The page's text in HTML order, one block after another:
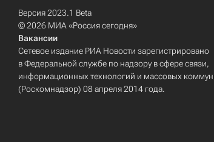
Версия 2023.1 Beta
© 2026 МИА «Россия сегодня»
Вакансии
Сетевое издание РИА Новости зарегистрировано
в Федеральной службе по надзору в сфере связи,
информационных технологий и массовых
(Роскомнадзор) 08 апреля 2014 года.